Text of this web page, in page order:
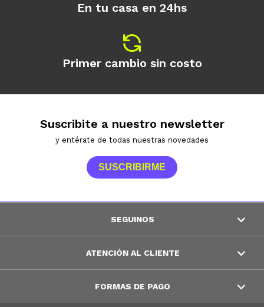
En tu casa en 24hs
Primer cambio sin costo
Suscribite a nuestro newsletter
y entérate de todas nuestras novedades
SUSCRIBIRME
SEGUINOS
ATENCIÓN AL CLIENTE
FORMAS DE PAGO